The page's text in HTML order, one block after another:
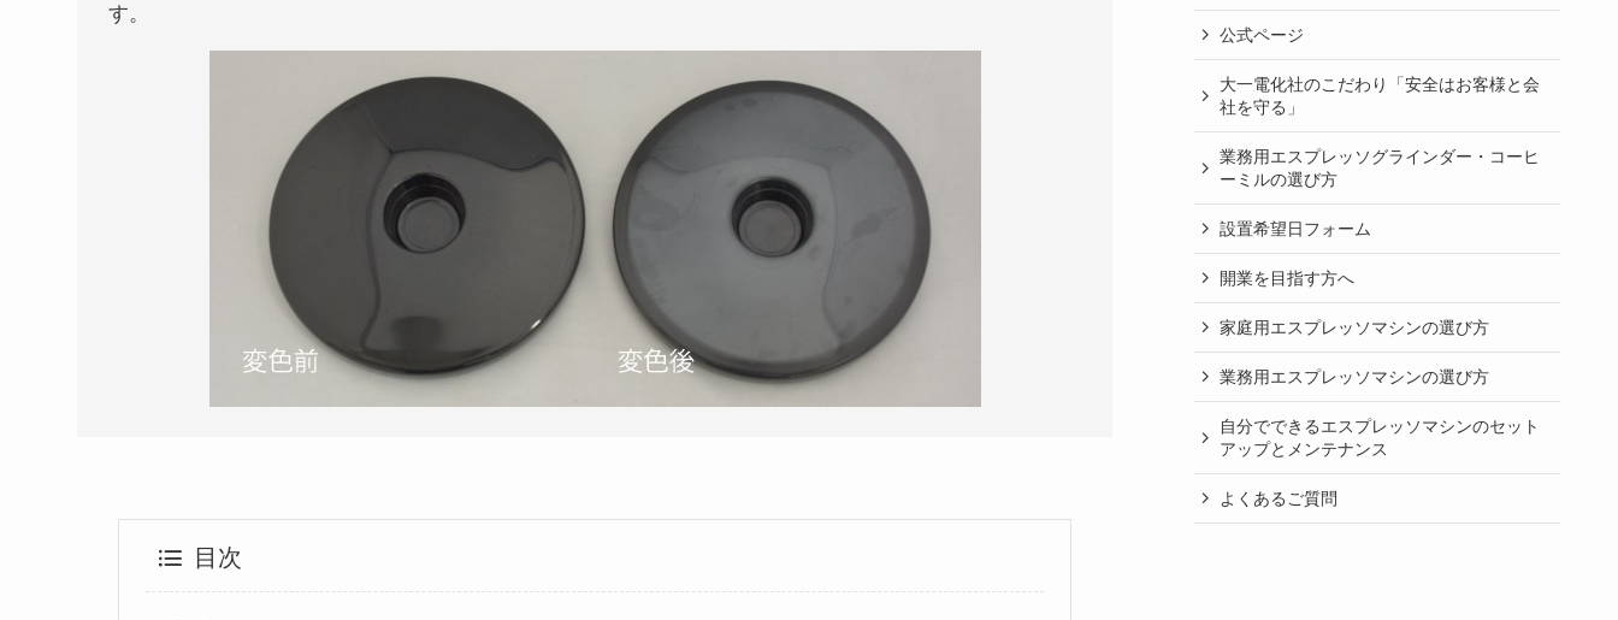
す。
目次
公式ページ
大一電化社のこだわり「安全はお客様と会
社を守る」
業務用エスプレッソグラインダー・コーヒ
ーミルの選び方
設置希望日フォーム
開業を目指す方へ
家庭用エスプレッソマシンの選び方
業務用エスプレッソマシンの選び方
自分でできるエスプレッソマシンのセット
アップとメンテナンス
よくあるご質問